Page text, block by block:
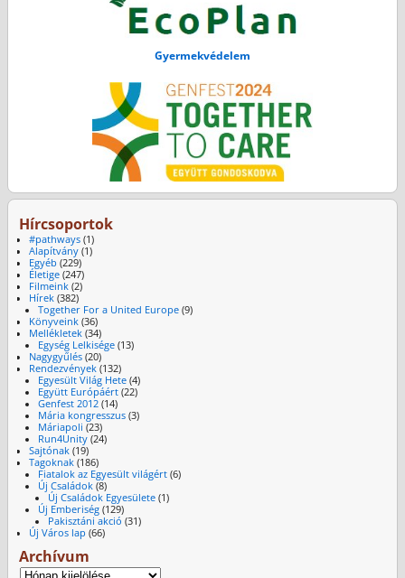
Gyermekvédelem
Hírcsoportok
#pathways(1)
Alapítvány(1)
Egyéb (229)
Életige(247)
Filmeink(2)
Hírek(382)
Together For a United Europe (9)
Könyveink(36)
Mellékletek(34)
Egység Lelkisége (13)
Nagygyűlés(20)
Rendezvények(132)
Egyesült Világ Hete (4)
Együtt Európáért (22)
Genfest 2012 (14)
Mária kongresszus (3)
Máriapoli (23)
Run4Unity (24)
Sajtónak(19)
Tagoknak(186)
Fiatalok az Egyesült világért (6)
Új Családok (8)
Új Családok Egyesülete(1)
Új Emberiség (129)
Pakisztáni akció (31)
Új Város lap (66)
Archívum